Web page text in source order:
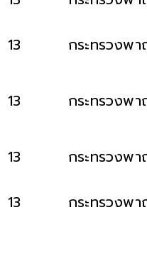
13
กระทรวงพ
13 กระทรวงพ
13
กระทรวงพ
13
กระทรวงพ